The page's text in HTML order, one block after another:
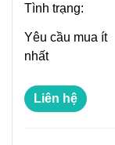
Tình trạng:
Yêu cầu mua ít
nhất
Liên hệ